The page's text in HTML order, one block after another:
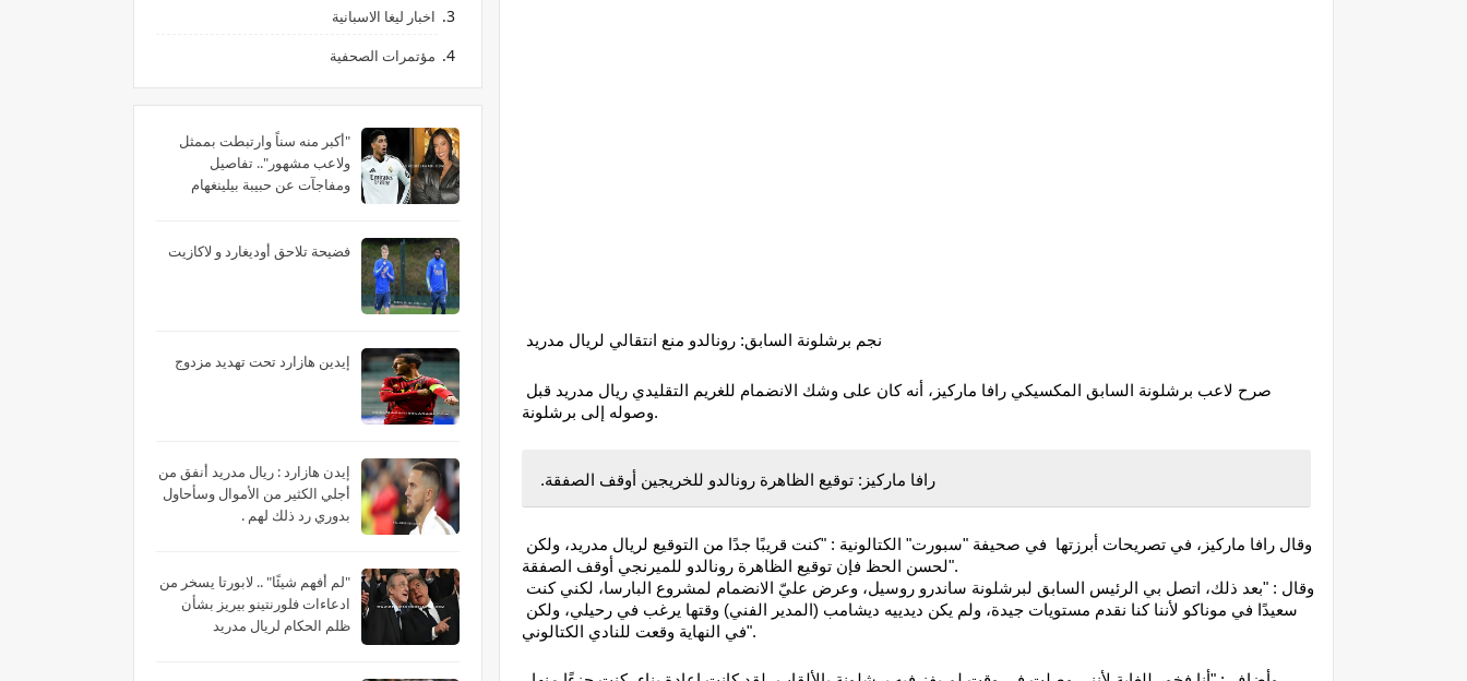
نجم برشلونة السابق: رونالدو منع انتقالي لريال مدريد
وصوله إلى برشلونة.
رافا ماركيز: توقيع الظاهرة رونالدو للخريجين أوقف الصفقة.
لحسن الحظ فإن توقيع الظاهرة رونالدو للميرنجي أوقف الصفقة".
في النهاية وقعت للنادي الكتالوني".
اخبار ليغا الاسبانية
مؤتمرات الصحفية
"أكبر منه سناً وارتبطت بممثل
ولاعب مشهور".. تفاصيل
ومفاجآت عن حبيبة بيلينغهام
فضيحة تلاحق أوديغارد و لاكازيت
إيدين هازارد تحت تهديد مزدوج
‏إيدن هازارد : ريال مدريد أنفق من
أجلي الكثير من الأموال وسأحاول
بدوري رد ذلك لهم .
"لم أفهم شيئًا" .. لابورتا يسخر من
ادعاءات فلورنتينو بيريز بشأن
ظلم الحكام لريال مدريد